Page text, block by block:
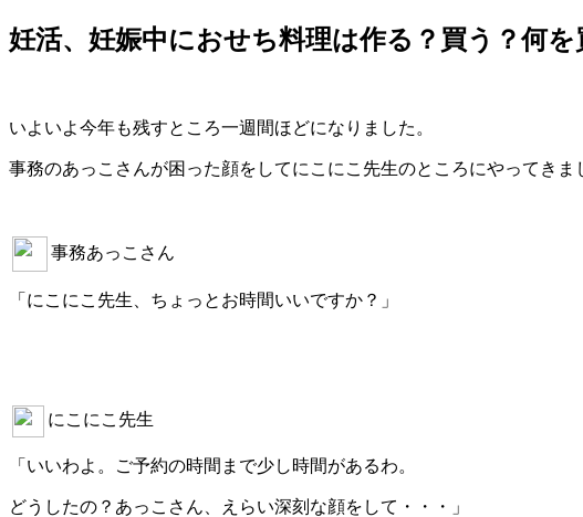
妊活、妊娠中におせち料理は作る？買う？何を
いよいよ今年も残すところ一週間ほどになりました。
事務のあっこさんが困った顔をしてにこにこ先生のところにやってきま
事務あっこさん
「にこにこ先生、ちょっとお時間いいですか？」
にこにこ先生
「いいわよ。ご予約の時間まで少し時間があるわ。
どうしたの？あっこさん、えらい深刻な顔をして・・・」